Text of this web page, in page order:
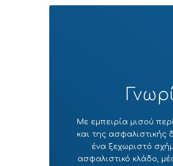
Με εμπειρία μισού
και της ασφαλιστικής
ένα ξεχωριστό
ασφαλιστικό κλάδο,